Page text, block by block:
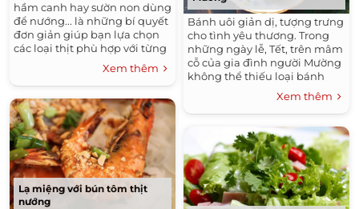
hầm canh hay sườn non dùng
để nướng... là những bí quyết
đơn giản giúp bạn lựa chọn
các loại thịt phù hợp với từng
Xem thêm
Lạ miệng với bún tôm thịt
nướng
Bánh uôi giản dị, tượng trưng
cho tình yêu thương. Trong
những ngày lễ, Tết, trên mâm
cỗ của gia đình người Mường
không thể thiếu loại bánh
Xem thêm